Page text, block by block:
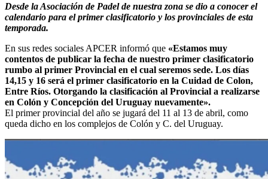
Desde la Asociación de Padel de nuestra zona se dio a conocer el
calendario para el primer clasificatorio y los provinciales de esta
temporada.
En sus redes sociales APCER informó que «Estamos muy
contentos de publicar la fecha de nuestro primer clasificatorio
rumbo al primer Provincial en el cual seremos sede. Los días
14,15 y 16 será el primer clasificatorio en la Cuidad de Colon,
Entre Ríos. Otorgando la clasificación al Provincial a realizarse
en Colón y Concepción del Uruguay nuevamente».
El primer provincial del año se jugará del 11 al 13 de abril, como
queda dicho en los complejos de Colón y C. del Uruguay.